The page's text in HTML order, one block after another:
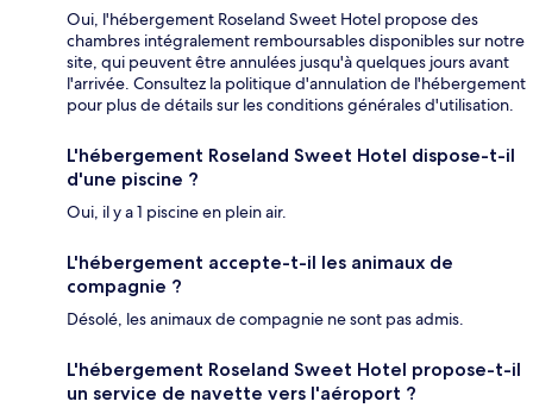
Oui, l'hébergement Roseland Sweet Hotel propose des
chambres intégralement remboursables disponibles sur notre
site, qui peuvent être annulées jusqu'à quelques jours avant
l'arrivée. Consultez la politique d'annulation de l'hébergement
pour plus de détails sur les conditions générales d'utilisation.
L'hébergement Roseland Sweet Hotel dispose-t-il
d'une piscine ?
Oui, il y a 1 piscine en plein air.
L'hébergement accepte-t-il les animaux de
compagnie ?
Désolé, les animaux de compagnie ne sont pas admis.
L'hébergement Roseland Sweet Hotel propose-t-il
un service de navette vers l'aéroport ?